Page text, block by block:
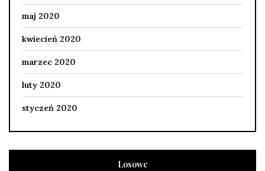
maj 2020
kwiecień 2020
marzec 2020
luty 2020
styczeń 2020
Losowe